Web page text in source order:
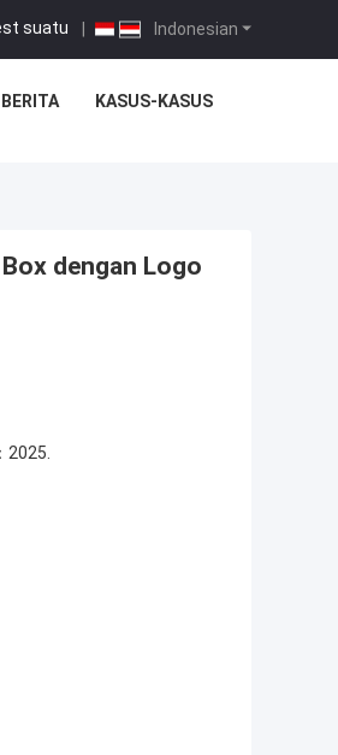
Indonesian
suatu |
BERITA KASUS-KASUS
dengan Logo
2025.